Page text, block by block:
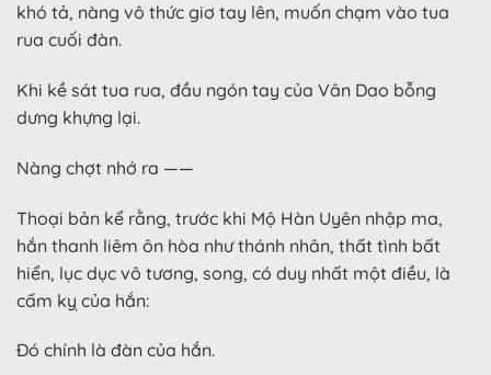
khó tả, nàng vô thức giơ tay lên, muốn chạm vào tua
rua cuối đàn.
Khi kề sát tua rua, đầu ngón tay của Vân Dao bỗng
dưng khựng lại.
Nàng chợt nhớ ra ——
Thoại bản kể rằng, trước khi Mộ Hàn Uyên nhập ma,
hắn thanh liêm ôn hòa như thánh nhân, thất tình bất
hiển, lục dục vô tương, song, có duy nhất một điều, là
cấm kỵ của hắn:
Đó chính là đàn của hắn.